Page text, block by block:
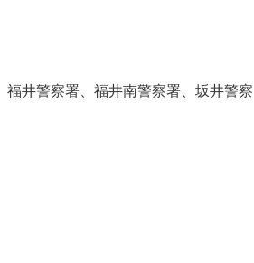
井警察署、福井南警察署、坂井警察